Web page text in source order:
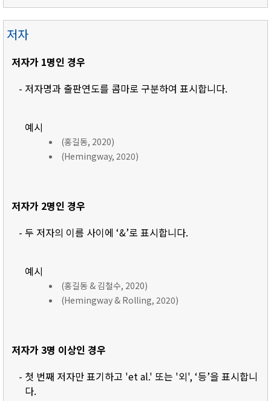
저자
저자가 1명인 경우
- 저자명과 출판연도를 콤마로 구분하여 표시합니다.
예시
(홍길동, 2020)
(Hemingway, 2020)
저자가 2명인 경우
- 두 저자의 이름 사이에 ‘&’로 표시합니다.
예시
(홍길동 & 김철수, 2020)
(Hemingway & Rolling, 2020)
저자가 3명 이상인 경우
- 첫 번째 저자만 표기하고 'et al.' 또는 '외', ‘등’을 표시합니
다.